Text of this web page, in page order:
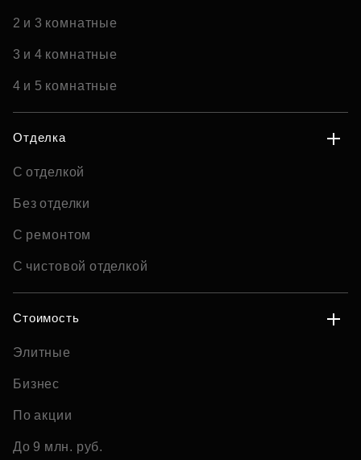
2 и 3 комнатные
3 и 4 комнатные
4 и 5 комнатные
Отделка
С отделкой
Без отделки
С ремонтом
С чистовой отделкой
Стоимость
Элитные
Бизнес
По акции
До 9 млн. руб.